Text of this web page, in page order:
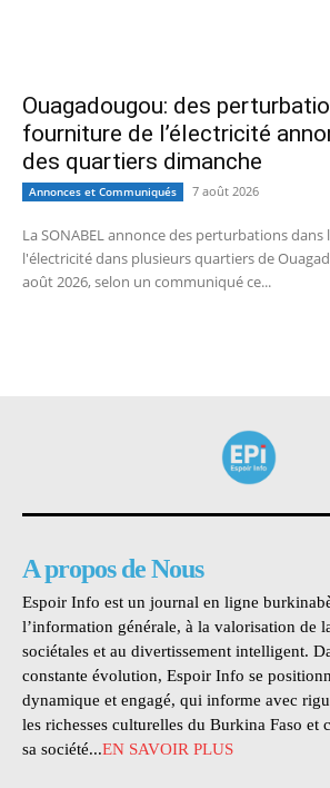
Ouagadougou: des
fourniture de l’électricité
des quartiers dimanche
Annonces et Communiqués 7 août 2026
La SONABEL annonce des perturbations
l'électricité dans plusieurs quartiers de
août 2026, selon un communiqué ce...
A propos de Nous
Espoir Info est un journal en ligne
l’information générale, à la valorisation de
sociétales et au divertissement intelligent.
constante évolution, Espoir Info se
dynamique et engagé, qui informe avec
les richesses culturelles du Burkina Faso et
sa société...EN SAVOIR PLUS